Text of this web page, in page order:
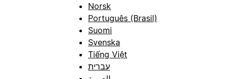
Norsk
Português (Brasil)
Suomi
Svenska
Tiếng Việt
עברית